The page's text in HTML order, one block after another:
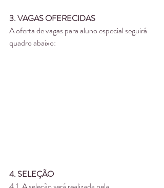
3. VAGAS OFERECIDAS
A oferta de vagas para aluno especial seguirá
quadro abaixo:
4. SELEÇÃO